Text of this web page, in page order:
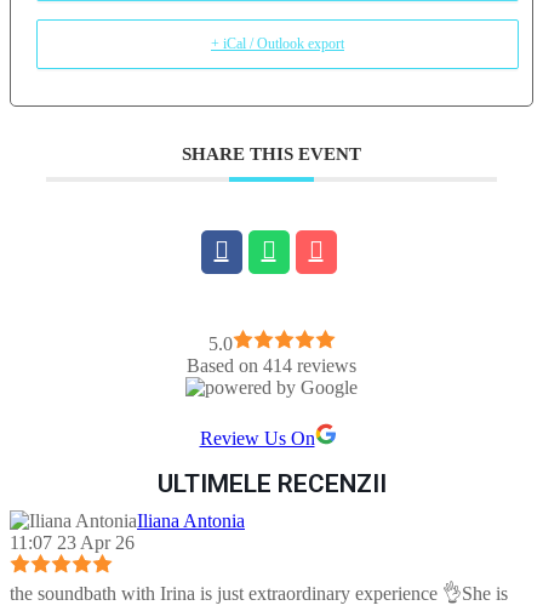
+ iCal / Outlook export
SHARE THIS EVENT
5.0
Based on 414 reviews
Review Us On
ULTIMELE RECENZII
Iliana Antonia
11:07 23 Apr 26
the soundbath with Irina is just extraordinary experience 👌She is